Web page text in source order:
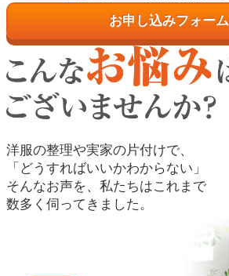
お申し込みフォーム
洋服の整理や実家の片付けで、
「どうすればいいかわからない」
そんなお声を、私たちはこれまで
数多く伺ってきました。